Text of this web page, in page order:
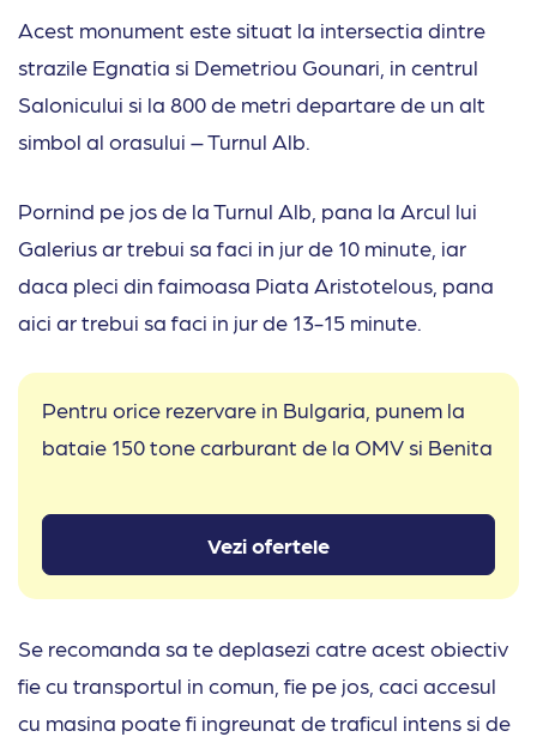
Acest monument este situat la intersectia dintre
strazile Egnatia si Demetriou Gounari, in centrul
Salonicului si la 800 de metri departare de un alt
simbol al orasului – Turnul Alb.
Pornind pe jos de la Turnul Alb, pana la Arcul lui
Galerius ar trebui sa faci in jur de 10 minute, iar
daca pleci din faimoasa Piata Aristotelous, pana
aici ar trebui sa faci in jur de 13-15 minute.
Pentru orice rezervare in Bulgaria, punem la
bataie 150 tone carburant de la OMV si Benita
Vezi ofertele
Se recomanda sa te deplasezi catre acest obiectiv
fie cu transportul in comun, fie pe jos, caci accesul
cu masina poate fi ingreunat de traficul intens si de